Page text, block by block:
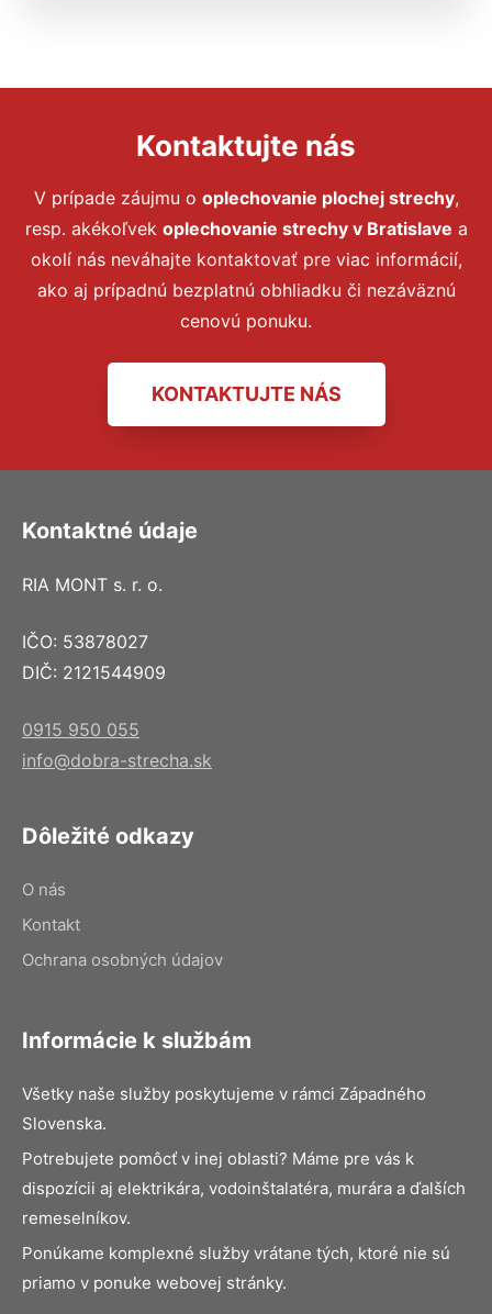
Kontaktujte nás
V prípade záujmu o oplechovanie plochej strechy,
resp. akékoľvek oplechovanie strechyv Bratislave a
okolí nás neváhajte kontaktovať pre viac informácií,
ako aj prípadnú bezplatnú obhliadku či nezáväznú
cenovú ponuku.
KONTAKTUJTE NÁS
Kontaktné údaje
RIA MONT s. r. o.
IČO: 53878027
DIČ: 2121544909
0915 950 055
info@dobra-strecha.sk
Dôležité odkazy
O nás
Kontakt
Ochrana osobných údajov
Informácie k službám
Všetky naše služby poskytujeme v rámci Západného
Slovenska.
Potrebujete pomôcť v inej oblasti? Máme pre vás k
dispozícii aj elektrikára, vodoinštalatéra, murára a ďalších
remeselníkov.
Ponúkame komplexné služby vrátane tých, ktoré nie sú
priamo v ponuke webovej stránky.